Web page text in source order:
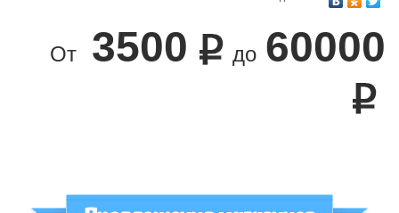
От 3500 до 60000